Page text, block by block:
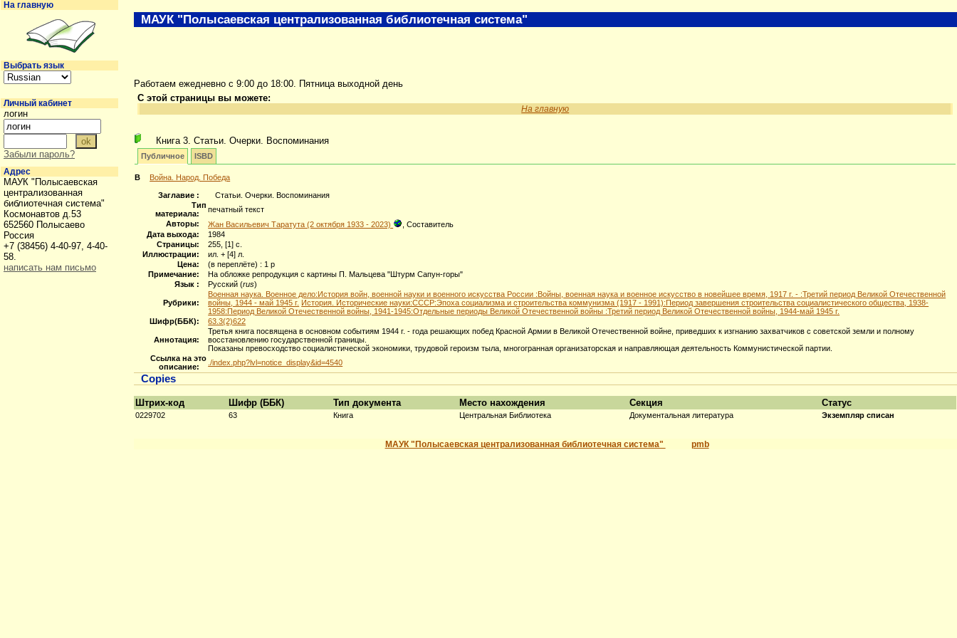
Работаем ежедневно с 9:00 до 18:00. Пятница выходной день
С этой страницы вы можете:
На главную
Книга 3. Статьи. Очерки. Воспоминания
Публичное ISBD
В Война. Народ. Победа
Заглавие :
Статьи. Очерки. Воспоминания
Тип
материала:
печатный текст
Авторы:
Жан Васильевич Таратута (2 октября 1933 - 2023)
, Составитель
Дата выхода:
1984
Страницы:
255, [1] с.
Иллюстрации:
ил. + [4] л.
Цена:
(в переплёте) : 1 р
Примечание:
На обложке репродукция с картины П. Мальцева "Штурм Сапун-горы"
Язык :
Русский (rus)
Рубрики:
Военная наука. Военное дело:История войн, военной науки и военного искусства России :Войны, военная наука и военное искусство в новейшее время, 1917 г. - :Третий период Великой Отечественной
войны, 1944 - май 1945 г. История. Исторические науки:СССР:Эпоха социализма и строительства коммунизма (1917 - 1991):Период завершения строительства социалистического общества, 1938-
1958:Период Великой Отечественной войны, 1941-1945:Отдельные периоды Великой Отечественной войны :Третий период Великой Отечественной войны, 1944-май 1945 г.
Шифр(ББК):
63.3(2)622
Аннотация:
Третья книга посвящена в основном событиям 1944 г. - года решающих побед Красной Армии в Великой Отечественной войне, приведших к изгнанию захватчиков с советской земли и полному
восстановлению государственной границы.
Показаны превосходство социалистической экономики, трудовой героизм тыла, многогранная организаторская и направляющая деятельность Коммунистической партии.
Ссылка на это
описание:
./index.php?lvl=notice_display&id=4540
Copies
Штрих-код Шифр (ББК) Тип документа Место нахождения Секция Статус
0229702 63 Книга Центральная Библиотека Документальная литература Экземпляр списан
МАУК "Полысаевская централизованная библиотечная система" pmb
МАУК "Полысаевская централизованная библиотечная система"
На главную
Выбрать язык
Личный кабинет
логин
Забыли пароль?
Адрес
МАУК "Полысаевская
централизованная
библиотечная система"
Космонавтов д.53
652560 Полысаево
Россия
+7 (38456) 4-40-97, 4-40-
58.
написать нам письмо